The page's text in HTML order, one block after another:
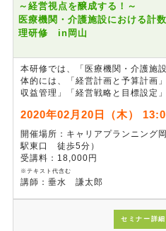
～経営視点を醸成する！～
医療機関・介護施設における計
理研修 in岡山
本研修では、「医療機関・介護施
体的には、「経営計画と予算計画
収益管理」「経営戦略と目標設定
を提供することが、経営にどのよ
を持つのか理解し、企業として医
の経営視点を醸成する研修です。
2020年02月20日（木）
開催場所：キャリアプランニング
駅東口 徒歩5分）
受講料：18,000円
※テキスト代含む
講師：垂水 謙太郎
セミナー詳